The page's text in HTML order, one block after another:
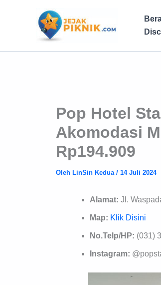
Pop Hotel
Akomodasi
Rp194.909
Oleh LinSin Kedua / 14 Juli 2024
Alamat: Jl.
Map: Klik Disini
No.Telp/HP: (031)
Instagram: